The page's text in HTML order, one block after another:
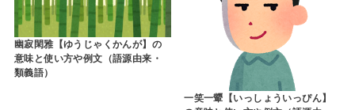
幽寂閑雅【ゆうじゃくかんが】の
意味と使い方や例文（語源由来・
類義語）
一笑一顰【いっしょういっぴん】